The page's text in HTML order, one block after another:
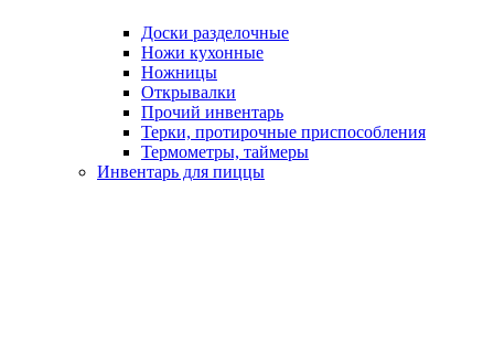
Доски разделочные
Ножи кухонные
Ножницы
Открывалки
Прочий инвентарь
Терки, протирочные приспособления
Термометры, таймеры
Инвентарь для пиццы